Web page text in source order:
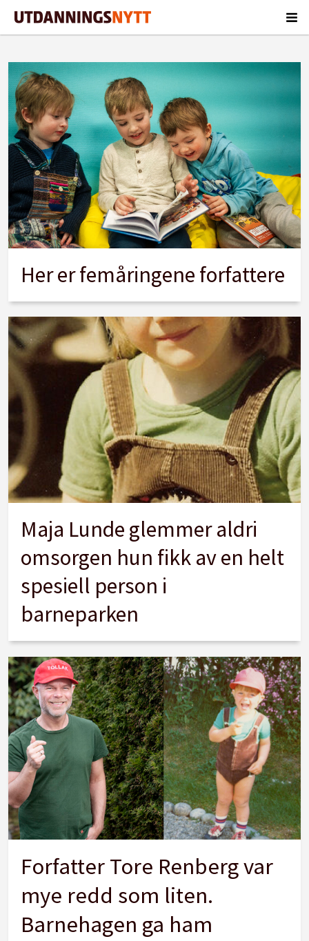
Tag:
forfatter
Her er femåringene forfattere
Maja Lunde glemmer aldri
omsorgen hun fikk av en helt
spesiell person i
barneparken
Forfatter Tore Renberg var
mye redd som liten.
Barnehagen ga ham